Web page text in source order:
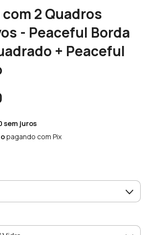
2 Quadros
- Peaceful Borda
+ Peaceful
sem juros
pagando com Pix